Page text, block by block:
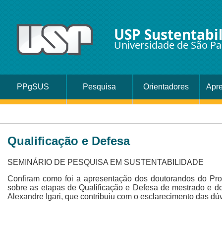
USP
Universidade de São
PPgSUS Pesquisa Orientadores
Qualificação e Defesa
SEMINÁRIO DE PESQUISA EM SUSTENTABILIDADE
Confiram como foi a apresentação dos doutorandos do
sobre as etapas de Qualificação e Defesa de mestrado e
Alexandre Igari, que contribuiu com o esclarecimento das